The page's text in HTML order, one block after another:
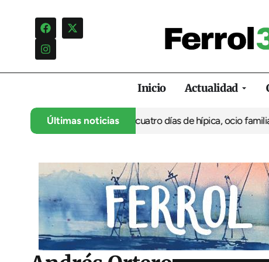
Inicio Actualidad
Últimas noticias
35º aniversario con cuatro días de hípica, ocio familiar y